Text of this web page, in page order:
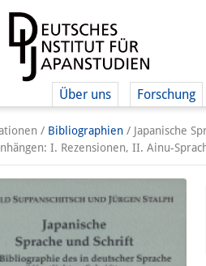
Über uns Forschung
/ Bibliographien / Japanische
I. Rezensionen, II. Ainu-